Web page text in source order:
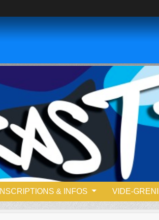
INSCRIPTIONS & INFOS VIDE-